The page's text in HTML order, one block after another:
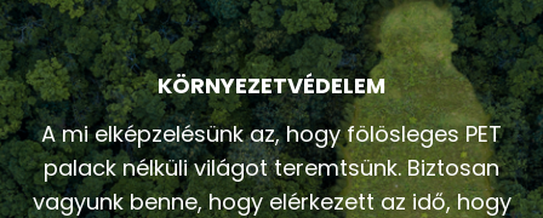
KÖRNYEZETVÉDELEM
A mi elképzelésünk az, hogy fölösleges PET
palack nélküli világot teremtsünk. Biztosan
vagyunk benne, hogy elérkezett az idő, hogy